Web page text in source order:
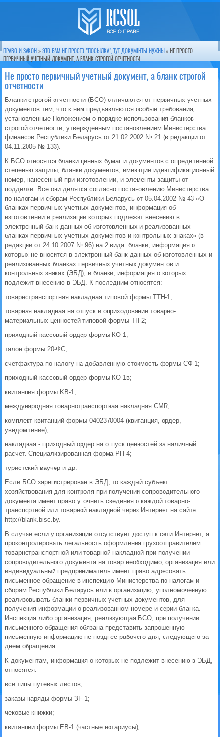
ПРАВО И ЗАКОН » ЭТО ВАМ НЕ ПРОСТО "ПОСЫЛКА", ТУТ ДОКУМЕНТЫ НУЖНЫ » НЕ ПРОСТО
ПЕРВИЧНЫЙ УЧЕТНЫЙ ДОКУМЕНТ, А БЛАНК СТРОГОЙ ОТЧЕТНОСТИ
Не просто первичный учетный документ, а бланк строгой
отчетности
Бланки строгой отчетности (БСО) отличаются от первичных учетных
документов тем, что к ним предъявляются особые требования,
установленные Положением о порядке использования бланков
строгой отчетности, утвержденным постановлением Министерства
финансов Республики Беларусь от 21.02.2002 № 21 (в редакции от
04.11.2005 № 133).
К БСО относятся бланки ценных бумаг и документов с определенной
степенью защиты, бланки документов, имеющие идентификационный
номер, нанесенный при изготовлении, и элементы защиты от
подделки. Все они делятся согласно постановлению Министерства
по налогам и сборам Республики Беларусь от 05.04.2002 № 43 «О
бланках первичных учетных документов, информация об
изготовлении и реализации которых подлежит внесению в
электронный банк данных об изготовленных и реализованных
бланках первичных учетных документов и контрольных знаках» (в
редакции от 24.10.2007 № 96) на 2 вида: бланки, информация о
которых не вносится в электронный банк данных об изготовленных и
реализованных бланках первичных учетных документов и
контрольных знаках (ЭБД), и бланки, информация о которых
подлежит внесению в ЭБД. К последним относятся:
товарно­транспортная накладная типовой формы ТТН-1;
товарная накладная на отпуск и оприходование товарно­
материальных ценностей типовой формы ТН-2;
приходный кассовый ордер формы КО-1;
талон формы 20-ФС;
счетфактура по налогу на добавленную стоимость формы СФ-1;
приходный кассовый ордер формы КО-1в;
квитанция формы KB-1;
международная товарно­транспортная накладная CMR;
комплект квитанций формы 0402370004 (квитанция, ордер,
уведомление);
накладная - приходный ордер на отпуск ценностей за наличный
расчет. Специализированная форма РП-4;
туристский ваучер и др.
Если БСО зарегистрирован в ЭБД, то каждый субъект
хозяйствования для контроля при получении сопроводительного
документа имеет право уточнить сведения о каждой товарно­
транспортной или товарной накладной через Интернет на сайте
http://blank.bisc.by.
В случае если у организации отсутствует доступ к сети Интернет, а
проконтролировать легальность оформления грузоотправителем
товарно­транспортной или товарной накладной при получении
сопроводительного документа на товар необходимо, организация или
индивидуальный предприниматель имеет право адресовать
письменное обращение в инспекцию Министерства по налогам и
сборам Республики Беларусь или в организацию, уполномоченную
реализовывать бланки первичных учетных документов, для
получения информации о реализованном номере и серии бланка.
Инспекция либо организация, реализующая БСО, при получении
письменного обращения обязана представить запрошенную
письменную информацию не позднее рабочего дня, следующего за
днем обращения.
К документам, информация о которых не подлежит внесению в ЭБД,
относятся:
все типы путевых листов;
заказы наряды формы ЗН-1;
чековые книжки;
квитанции формы ЕВ-1 (частные нотариусы);